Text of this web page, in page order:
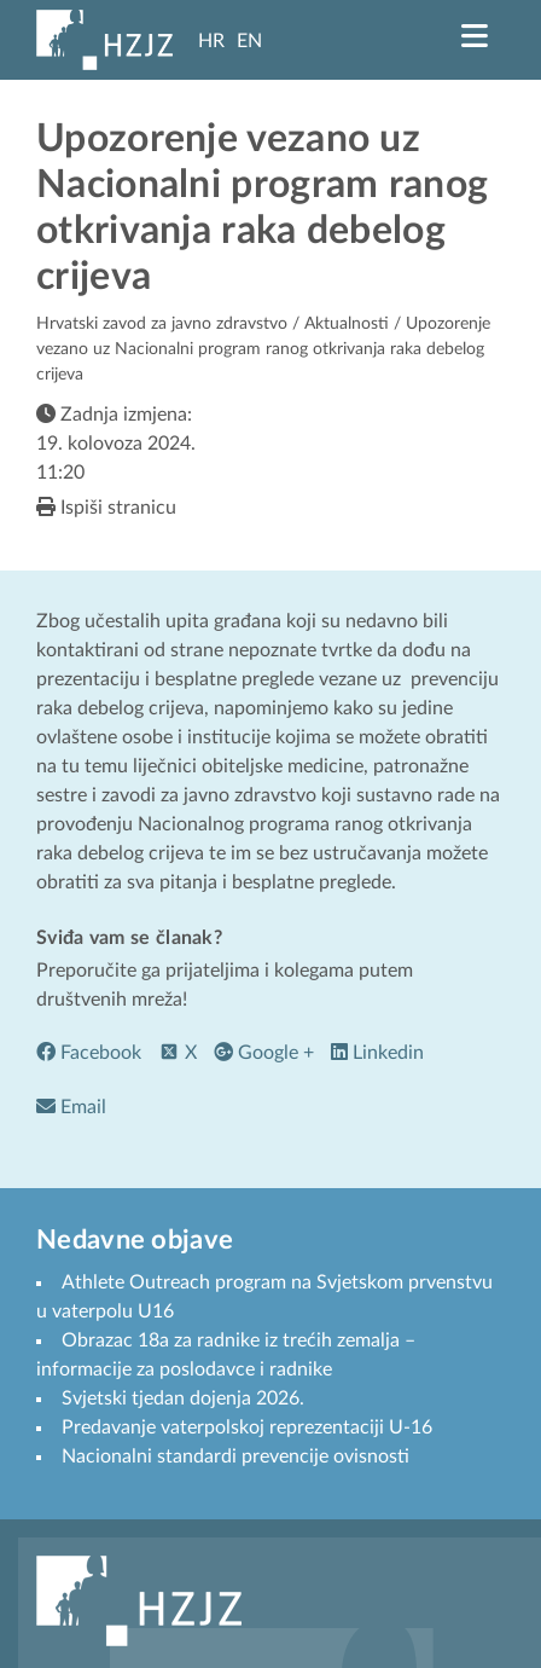
HR EN
Upozorenje vezano uz
Nacionalni program ranog
otkrivanja raka debelog
crijeva
Hrvatski zavod za javno zdravstvo / Aktualnosti / Upozorenje
vezano uz Nacionalni program ranog otkrivanja raka debelog
crijeva
Zadnja izmjena:
19. kolovoza 2024.
11:20
Ispiši stranicu
Zbog učestalih upita građana koji su nedavno bili
kontaktirani od strane nepoznate tvrtke da dođu na
prezentaciju i besplatne preglede vezane uz prevenciju
raka debelog crijeva, napominjemo kako su jedine
ovlaštene osobe i institucije kojima se možete obratiti
na tu temu liječnici obiteljske medicine, patronažne
sestre i zavodi za javno zdravstvo koji sustavno rade na
provođenju Nacionalnog programa ranog otkrivanja
raka debelog crijeva te im se bez ustručavanja možete
obratiti za sva pitanja i besplatne preglede.
Sviđa vam se članak?
Preporučite ga prijateljima i kolegama putem
društvenih mreža!
Facebook X Google + Linkedin
Email
Nedavne objave
Athlete Outreach program na Svjetskom prvenstvu
u vaterpolu U16
Obrazac 18a za radnike iz trećih zemalja –
informacije za poslodavce i radnike
Svjetski tjedan dojenja 2026.
Predavanje vaterpolskoj reprezentaciji U-16
Nacionalni standardi prevencije ovisnosti